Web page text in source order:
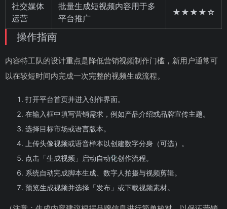
社交媒体
运营
批量生成短视频内容用于多
平台推广
★★★★☆
操作指南
内容特工队的设计重点是降低营销视频制作门槛，新用户通常可
以在较短时间内完成一次完整的视频生成流程。
打开平台首页并进入创作界面。
在输入框中填写营销需求，例如产品介绍或品牌宣传主题。
选择目标市场或语言版本。
上传头像视频或语音样本以创建数字分身（可选）。
点击「生成视频」启动自动化创作流程。
系统自动完成脚本生成、数字人拍摄与视频剪辑。
预览生成视频并选择「发布」或下载视频素材。